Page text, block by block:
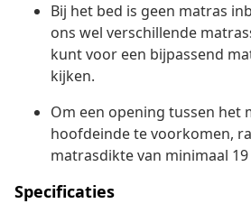
Bij het bed is geen matras
ons wel verschillende
kunt voor een bijpassend
kijken.
Om een opening tussen het
hoofdeinde te voorkomen,
matrasdikte van minimaal 19
Specificaties